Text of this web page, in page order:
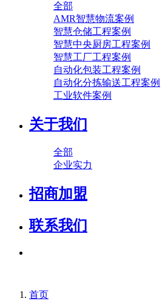
全部
AMR智慧物流案例
智慧仓储工程案例
智慧中央厨房工程案例
智慧工厂工程案例
自动化包装工程案例
自动化分拣输送工程案例
工业软件案例
关于我们
全部
企业实力
招商加盟
联系我们
首页